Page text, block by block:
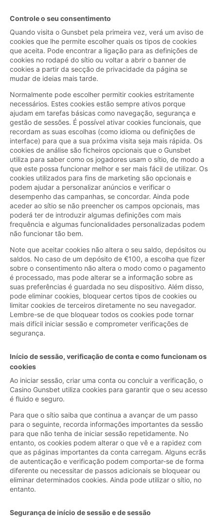
Controle o seu consentimento
Quando visita o Gunsbet pela primeira vez, verá um aviso de
cookies que lhe permite escolher quais os tipos de cookies
que aceita. Pode encontrar a ligação para as definições de
cookies no rodapé do sítio ou voltar a abrir o banner de
cookies a partir da secção de privacidade da página se
mudar de ideias mais tarde.
Normalmente pode escolher permitir cookies estritamente
necessários. Estes cookies estão sempre ativos porque
ajudam em tarefas básicas como navegação, segurança e
gestão de sessões. É possível ativar cookies funcionais, que
recordam as suas escolhas (como idioma ou definições de
interface) para que a sua próxima visita seja mais rápida. Os
cookies de análise são ficheiros opcionais que o Gunsbet
utiliza para saber como os jogadores usam o sítio, de modo a
que este possa funcionar melhor e ser mais fácil de utilizar. Os
cookies utilizados para fins de marketing são opcionais e
podem ajudar a personalizar anúncios e verificar o
desempenho das campanhas, se concordar. Ainda pode
aceder ao sítio se não preencher os campos opcionais, mas
poderá ter de introduzir algumas definições com mais
frequência e algumas funcionalidades personalizadas podem
não funcionar tão bem.
Note que aceitar cookies não altera o seu saldo, depósitos ou
saldos. No caso de um depósito de €100, a escolha que fizer
sobre o consentimento não altera o modo como o pagamento
é processado, mas pode alterar se a informação sobre as
suas preferências é guardada no seu dispositivo. Além disso,
pode eliminar cookies, bloquear certos tipos de cookies ou
limitar cookies de terceiros diretamente no seu navegador.
Lembre-se de que bloquear todos os cookies pode tornar
mais difícil iniciar sessão e comprometer verificações de
segurança.
Início de sessão, verificação de conta e como funcionam os
cookies
Ao iniciar sessão, criar uma conta ou concluir a verificação, o
Casino Gunsbet utiliza cookies para garantir que o seu acesso
é fluido e seguro.
Para que o sítio saiba que continua a avançar de um passo
para o seguinte, recorda informações importantes da sessão
para que não tenha de iniciar sessão repetidamente. No
entanto, os cookies podem alterar o que vê e a rapidez com
que as páginas importantes da conta carregam. Alguns ecrãs
de autenticação e verificação podem comportar-se de forma
diferente ou necessitar de passos adicionais se bloquear ou
eliminar determinados cookies. Ainda pode utilizar o sítio, no
entanto.
Segurança de início de sessão e de sessão